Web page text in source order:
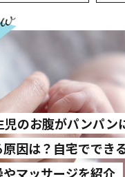
児のお腹がパンパン
原因は？自宅ででき
マッサージを紹介